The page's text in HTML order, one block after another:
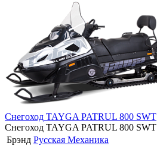
Снегоход TAYGA PATRUL 800 SWT
Снегоход TAYGA PATRUL 800 SWT
Брэнд Русская Механика